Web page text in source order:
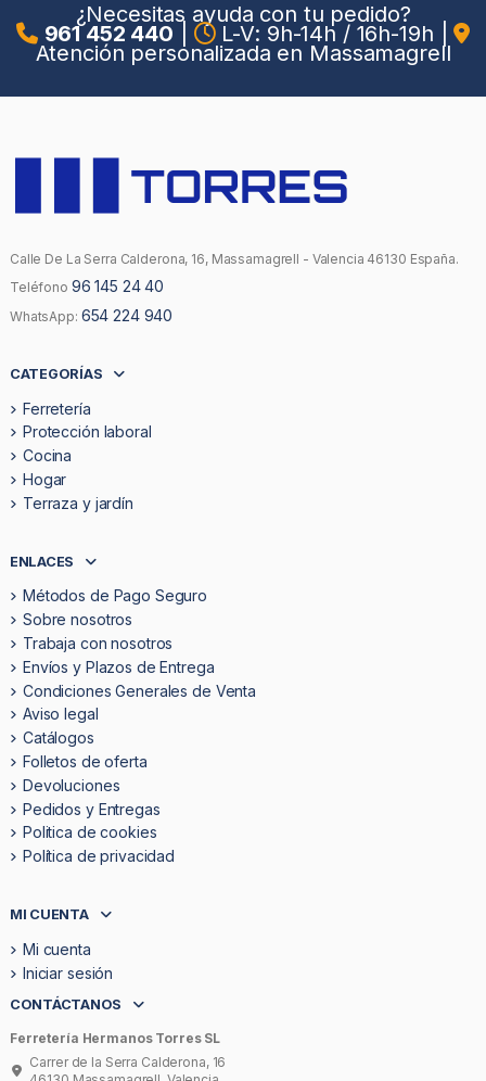
¿Necesitas ayuda con tu pedido?
961 452 440 L-V: 9h-14h / 16h-19h
Atención personalizada en Massamagrell
Calle De La Serra Calderona, 16, Massamagrell - Valencia 46130 España.
Teléfono 96 145 24 40
WhatsApp: 654 224 940
CATEGORÍAS
Ferretería
Protección laboral
Cocina
Hogar
Terraza y jardín
ENLACES
Métodos de Pago Seguro
Sobre nosotros
Trabaja con nosotros
Envíos y Plazos de Entrega
Condiciones Generales de Venta
Aviso legal
Catálogos
Folletos de oferta
Devoluciones
Pedidos y Entregas
Politica de cookies
Política de privacidad
MI CUENTA
Mi cuenta
Iniciar sesión
CONTÁCTANOS
Ferretería Hermanos Torres SL
Carrer de la Serra Calderona, 16